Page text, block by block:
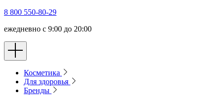
8 800 550-80-29
ежедневно с 9:00 до 20:00
Косметика
Для здоровья
Бренды